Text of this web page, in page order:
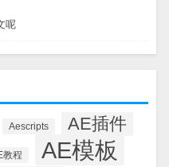
呢
Aescripts AE插件
教程 AE模板